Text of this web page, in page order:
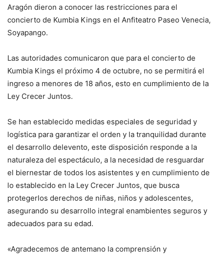
Aragón dieron a conocer las restricciones para el
concierto de Kumbia Kings en el Anfiteatro Paseo Venecia,
Soyapango.
Las autoridades comunicaron que para el concierto de
Kumbia Kings el próximo 4 de octubre, no se permitirá el
ingreso a menores de 18 años, esto en cumplimiento de la
Ley Crecer Juntos.
Se han establecido medidas especiales de seguridad y
logística para garantizar el orden y la tranquilidad durante
el desarrollo delevento, este disposición responde a la
naturaleza del espectáculo, a la necesidad de resguardar
el biernestar de todos los asistentes y en cumplimiento de
lo establecido en la Ley Crecer Juntos, que busca
protegerlos derechos de niñas, niños y adolescentes,
asegurando su desarrollo integral enambientes seguros y
adecuados para su edad.
«Agradecemos de antemano la comprensión y